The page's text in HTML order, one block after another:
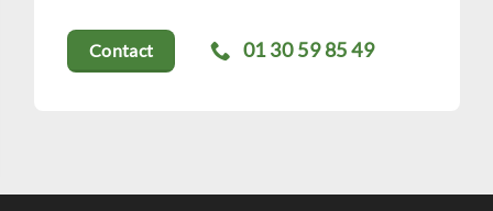
Contact 01 30 59 85 49